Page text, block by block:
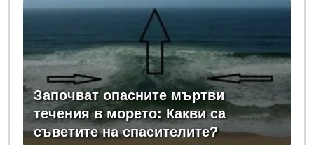
Започват опасните мъртви
течения в морето: Какви са
съветите на спасителите?